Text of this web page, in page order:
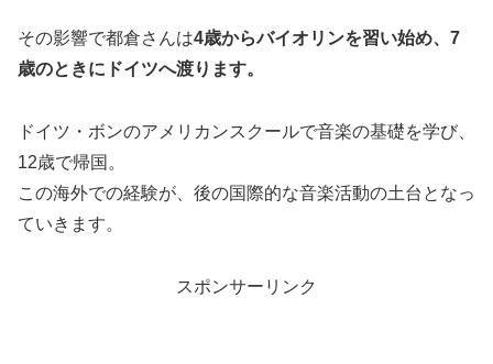
その影響で都倉さんは4歳からバイオリンを習い始め、7
歳のときにドイツへ渡ります。
ドイツ・ボンのアメリカンスクールで音楽の基礎を学び、
12歳で帰国。
この海外での経験が、後の国際的な音楽活動の土台となっ
ていきます。
スポンサーリンク